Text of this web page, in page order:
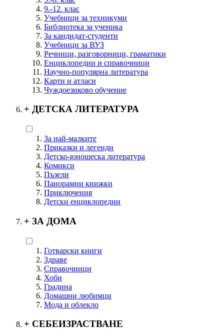
9.-12. клас
Учебници за техникуми
Библиотека за ученика
За кандидат-студенти
Учебници за ВУЗ
Речници, разговорници, граматики
Енциклопедии и справочници
Научно-популярна литература
Карти и атласи
Чуждоезиково обучение
+ ДЕТСКА ЛИТЕРАТУРА
За най-малките
Приказки и легенди
Детско-юношеска литература
Комикси
Пъзели
Панорамни книжки
Приключения
Детски енциклопедии
+ ЗА ДОМА
Готварски книги
Здраве
Справочници
Хоби
Градина
Домашни любимци
Мода и облекло
+ СЕБЕИЗРАСТВАНЕ